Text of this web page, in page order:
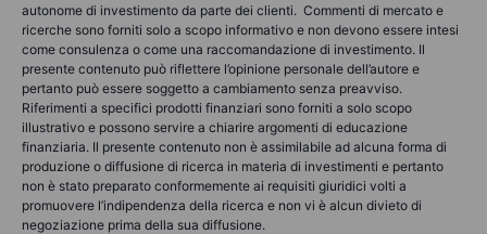
autonome di investimento da parte dei clienti. Commenti di mercato e
ricerche sono forniti solo a scopo informativo e non devono essere intesi
come consulenza o come una raccomandazione di investimento. Il
presente contenuto può riflettere l’opinione personale dell’autore e
pertanto può essere soggetto a cambiamento senza preavviso.
Riferimenti a specifici prodotti finanziari sono forniti a solo scopo
illustrativo e possono servire a chiarire argomenti di educazione
finanziaria. Il presente contenuto non è assimilabile ad alcuna forma di
produzione o diffusione di ricerca in materia di investimenti e pertanto
non è stato preparato conformemente ai requisiti giuridici volti a
promuovere l’indipendenza della ricerca e non vi è alcun divieto di
negoziazione prima della sua diffusione.